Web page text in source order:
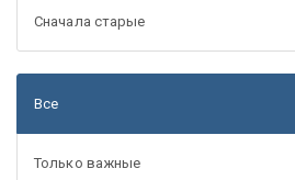
Сначала старые
Все
Только важные